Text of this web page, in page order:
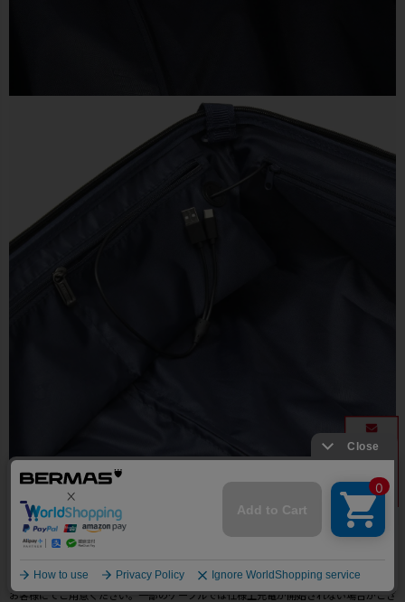
●メインルーム内にモバイルバッテリーを接続しておけばスマート
ルは本体に付属、モバイルバッテリーは付属されていません。※端末充電用ケーブルは
お客様にてご用意ください。一部のケーブルでは仕様上充電が開始されない場合がござ